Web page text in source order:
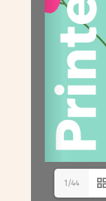
1/44